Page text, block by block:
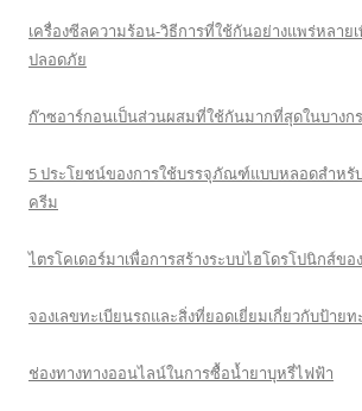
เครื่องซีลความร้อน-วิธีการที่ใช้กันอย่างแพร่หลาย
ปลอดภัย
ก๊าซอาร์กอนเป็นส่วนผสมที่ใช้กันมากที่สุดในบาง
5 ประโยชน์ของการใช้บรรจุภัณฑ์แบบหลอดสำห
ครีม
ไตรโคเดอร์มาเพื่อการสร้างระบบไฮโดรโปนิกส์ข
จองเลขทะเบียนรถและสิ่งที่ยอดเยี่ยมเกี่ยวกับป้ายท
ช่องทางทางออนไลน์ในการซื้อน้ำยาบุหรี่ไฟฟ้า